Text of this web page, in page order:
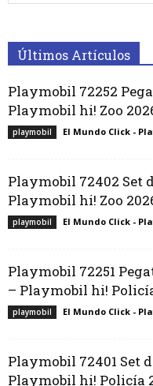
Últimos Artículos
Playmobil 72252
Playmobil hi! Zoo
playmobil El Mundo Click -
Playmobil 72402 Set
Playmobil hi! Zoo
playmobil El Mundo Click -
Playmobil 72251
– Playmobil hi!
playmobil El Mundo Click -
Playmobil 72401 Set
Playmobil hi! Policía